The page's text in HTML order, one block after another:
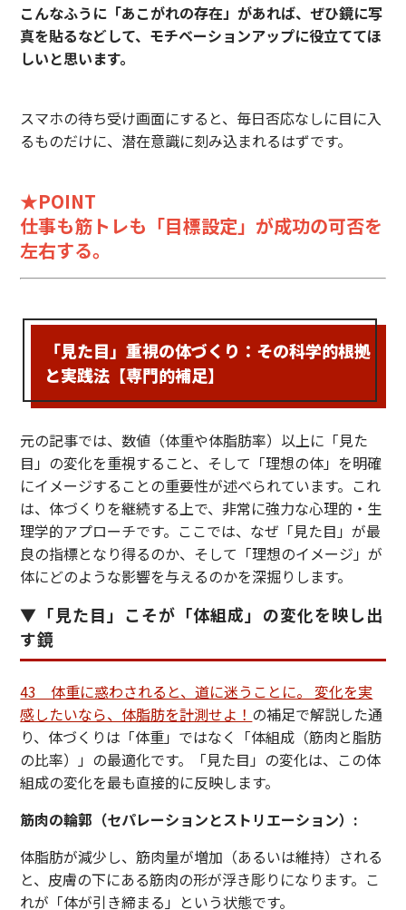
こんなふうに「あこがれの存在」があれば、ぜひ鏡に写
真を貼るなどして、モチベーションアップに役立ててほ
しいと思います。
スマホの待ち受け画面にすると、毎日否応なしに目に入
るものだけに、潜在意識に刻み込まれるはずです。
★POINT
仕事も筋トレも「目標設定」が成功の可否を
左右する。
「見た目」重視の体づくり：その科学的根拠
と実践法【専門的補足】
元の記事では、数値（体重や体脂肪率）以上に「見た
目」の変化を重視すること、そして「理想の体」を明確
にイメージすることの重要性が述べられています。これ
は、体づくりを継続する上で、非常に強力な心理的・生
理学的アプローチです。ここでは、なぜ「見た目」が最
良の指標となり得るのか、そして「理想のイメージ」が
体にどのような影響を与えるのかを深掘りします。
▼「見た目」こそが「体組成」の変化を映し出
す鏡
43 体重に惑わされると、道に迷うことに。 変化を実
感したいなら、体脂肪を計測せよ！ の補足で解説した通
り、体づくりは「体重」ではなく「体組成（筋肉と脂肪
の比率）」の最適化です。「見た目」の変化は、この体
組成の変化を最も直接的に反映します。
筋肉の輪郭（セパレーションとストリエーション）:
体脂肪が減少し、筋肉量が増加（あるいは維持）される
と、皮膚の下にある筋肉の形が浮き彫りになります。こ
れが「体が引き締まる」という状態です。